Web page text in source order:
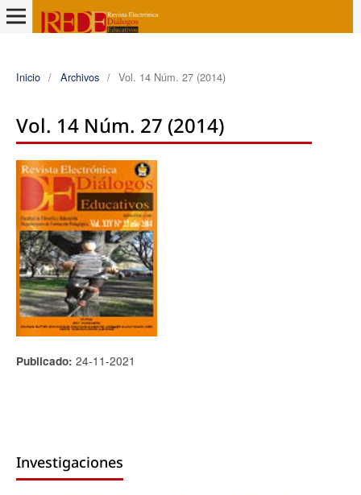
Inicio / Archivos / Vol. 14 Núm. 27 (2014)
Vol. 14 Núm. 27 (2014)
Publicado: 24-11-2021
Investigaciones